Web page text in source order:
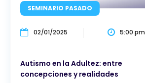
SEMINARIO PASADO
02/01/2025 5:00 pm
Autismo en la Adultez: entre
concepciones y realidades